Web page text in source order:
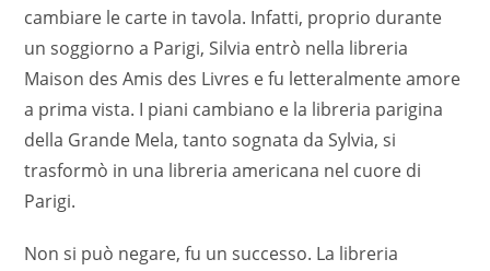
cambiare le carte in tavola. Infatti, proprio durante
un soggiorno a Parigi, Silvia entrò nella libreria
Maison des Amis des Livres e fu letteralmente amore
a prima vista. I piani cambiano e la libreria parigina
della Grande Mela, tanto sognata da Sylvia, si
trasformò in una libreria americana nel cuore di
Parigi.
Non si può negare, fu un successo. La libreria